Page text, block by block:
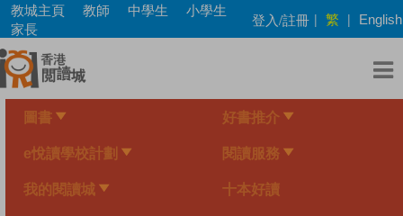
Skip
main
content
教城主頁 教師 中學生
小學生
家長
登入/註冊 | 繁 | English
圖書 好書推介
e悅讀學校計劃 閱讀服務
我的閱讀城 十本好讀